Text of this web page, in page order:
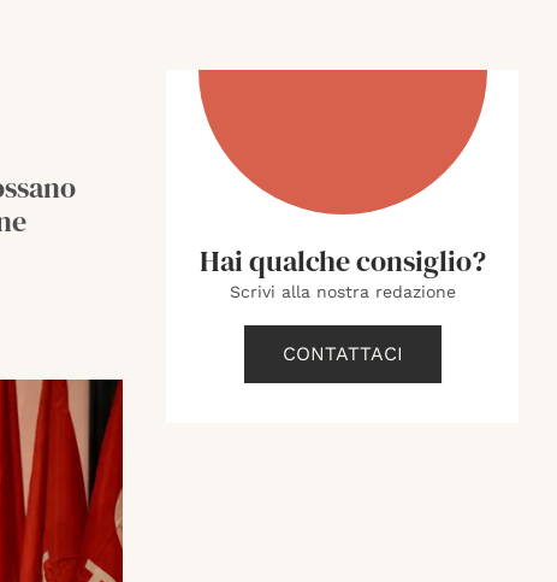
Hai qualche consiglio?
Scrivi alla nostra redazione
CONTATTACI